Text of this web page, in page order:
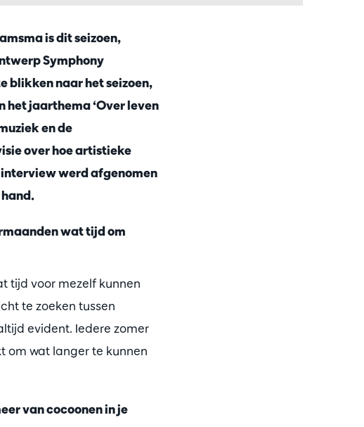
is dit seizoen,
Symphony
blikken naar het seizoen,
het jaarthema ‘Over leven
en de
over hoe artistieke
interview werd afgenomen
wat tijd om
tijd voor mezelf kunnen
te zoeken tussen
evident. Iedere zomer
om wat langer te kunnen
van cocoonen in je